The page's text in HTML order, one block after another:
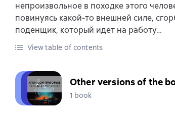
непроизвольное в походке этого
повинуясь какой-то внешней силе,
поденщик, который идет на работу…
View table of contents
Other versions of the
1 book